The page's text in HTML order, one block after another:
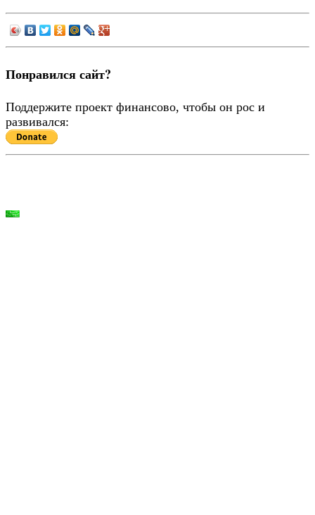
Понравился сайт?
Поддержите проект финансово, чтобы он рос и
развивался: